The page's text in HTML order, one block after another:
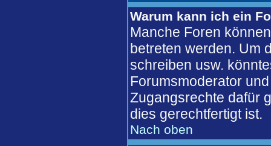
Warum kann ich ein
Manche Foren
betreten werden. Um
schreiben usw.
Forumsmoderator
Zugangsrechte dafür
dies gerechtfertigt ist.
Nach oben